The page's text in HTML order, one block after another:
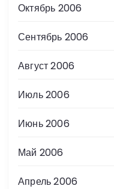
Октябрь 2006
Сентябрь 2006
Август 2006
Июль 2006
Июнь 2006
Май 2006
Апрель 2006